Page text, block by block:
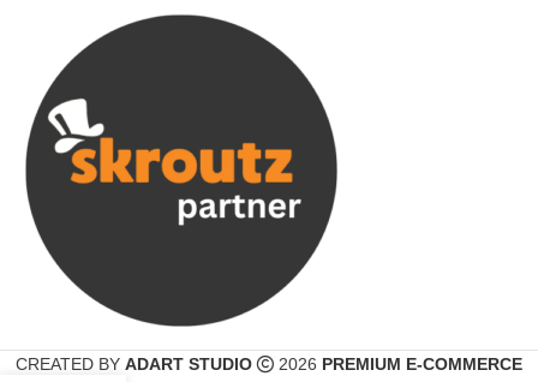
CREATED BY ADART STUDIO 2026 PREMIUM E-COMMERCE